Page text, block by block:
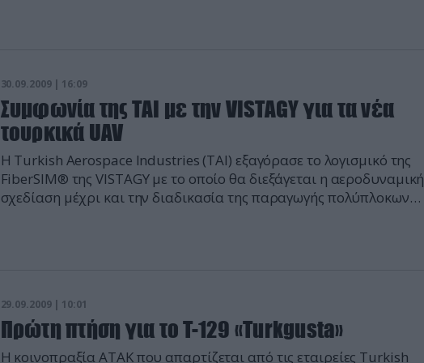
30.09.2009 | 16:09
Συμφωνία της ΤΑΙ με την VISTAGY για τα νέα
τουρκικά UAV
Η Turkish Aerospace Industries (TAI) εξαγόρασε το λογισμικό της
FiberSIM® της VISTAGY με το οποίο θα διεξάγεται η αεροδυναμική
σχεδίαση μέχρι και την διαδικασία της παραγωγής πολύπλοκων
29.09.2009 | 10:01
Πρώτη πτήση για το T-129 «Turkgusta»
Η κοινοπραξία ΑΤΑΚ που απαρτίζεται από τις εταιρείες Turkish